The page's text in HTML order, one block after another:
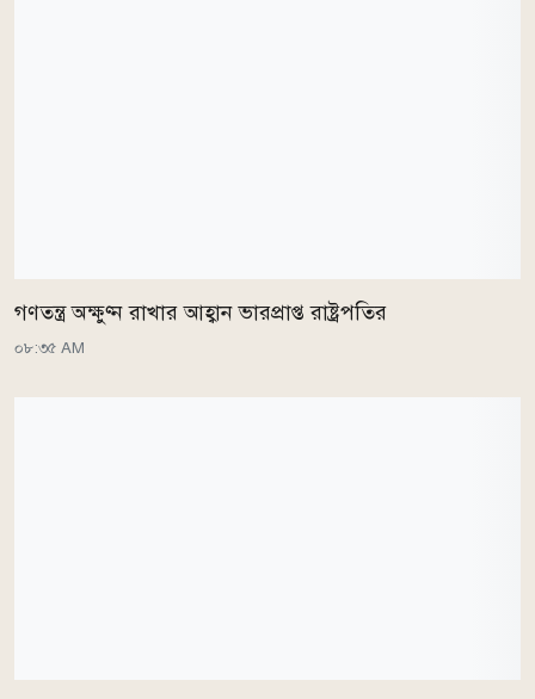
গণতন্ত্র অক্ষুণ্ন রাখার আহ্বান ভারপ্রাপ্ত রাষ্ট্রপতির
০৮:৩৫ AM